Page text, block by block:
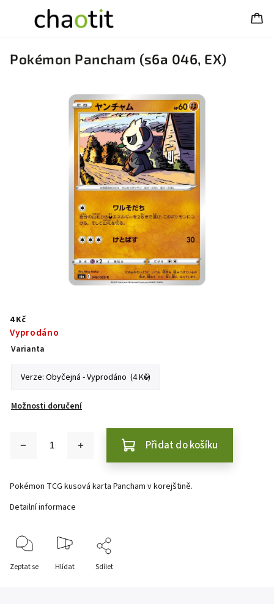
Pokémon Pancham (s6a 046, EX)
4 Kč
Vyprodáno
Varianta
Možnosti doručení
Přidat do košíku
Pokémon TCG kusová karta Pancham v korejštině.
Detailní informace
Zeptat se Hlídat Sdílet